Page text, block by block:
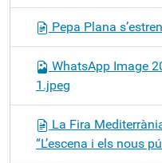
Pepa Plana
WhatsApp Image
1.jpeg
La Fira
“L’escena i els nous